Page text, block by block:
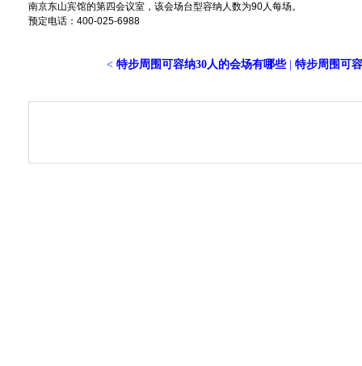
南京东山宾馆的第四会议室，该会场台型容纳人数为90人每场。
预定电话：400-025-6988
< 特步周围可容纳30人的会场有哪些| 特步周围可